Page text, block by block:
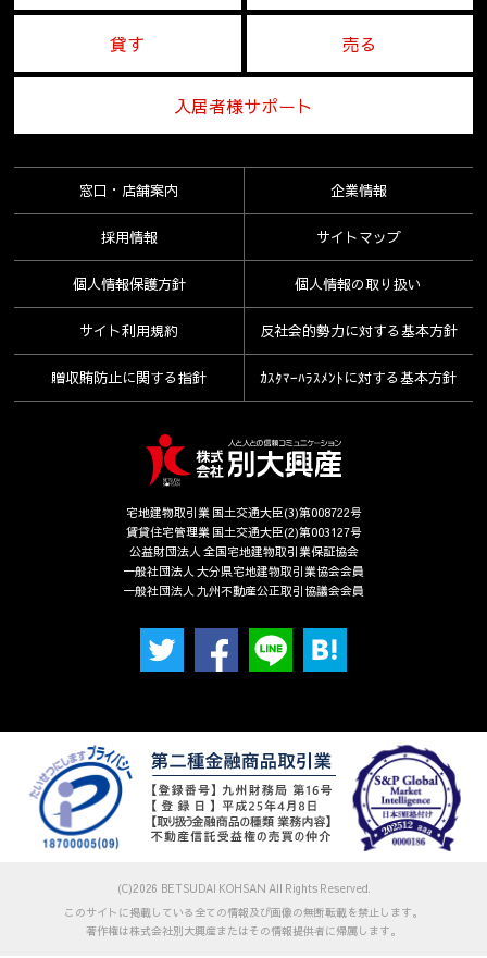
貸す 売る
入居者様サポート
宅地建物取引業 国土交通大臣(3)第008722号
賃貸住宅管理業 国土交通大臣(2)第003127号
公益財団法人 全国宅地建物取引業保証協会
一般社団法人 大分県宅地建物取引業協会会員
一般社団法人 九州不動産公正取引協議会会員
窓口・店舗案内 企業情報
採用情報 サイトマップ
個人情報保護方針 個人情報の取り扱い
サイト利用規約 反社会的勢力に対する基本方針
贈収賄防止に関する指針 ｶｽﾀﾏｰﾊﾗｽﾒﾝﾄに対する基本方針
(C)2026 BETSUDAI KOHSAN All Rights Reserved.
このサイトに掲載している全ての情報及び画像の無断転載を禁止します。
著作権は株式会社別大興産またはその情報提供者に帰属します。